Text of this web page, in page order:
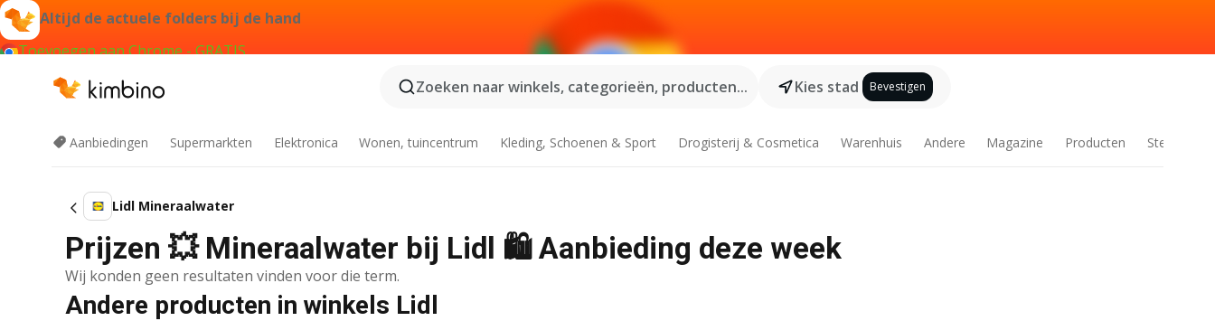
Altijd de actuele folders bij de hand
Toevoegen aan Chrome - GRATIS
Zoeken naar winkels, categorieën, producten...
Kies stad Bevestigen
Aanbiedingen Supermarkten Elektronica Wonen, tuincentrum Kleding, Schoenen & Sport Drogisterij & Cosmetica Warenhuis Andere Magazine Producten Steden
Lidl Mineraalwater
Prijzen 💥 Mineraalwater bij Lidl 🛍️ Aanbieding deze week
Wij konden geen resultaten vinden voor die term.
Andere producten in winkels Lidl